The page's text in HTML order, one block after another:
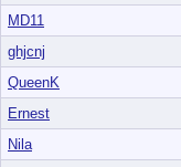
MD11
ghjcnj
QueenK
Ernest
Nila